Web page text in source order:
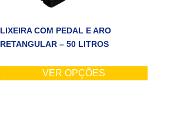
LIXEIRA COM PEDAL E ARO
RETANGULAR – 50 LITROS
VER OPÇÕES